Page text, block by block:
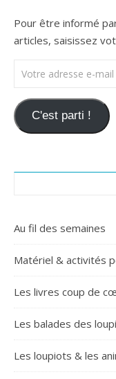
Pour être informé
articles, saisissez
Votre adresse e-mail
C'est parti !
Au fil des semaines
Matériel & activités
Les livres coup de
Les balades des
Les loupiots & les